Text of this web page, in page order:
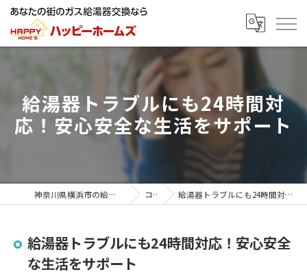
給湯器トラブルにも24時間対
応！安心安全な生活をサポート
神奈川県横浜市の給湯器ならハッピーホームズ コラム 給湯器トラブルにも24時間対応！安心安全な生活をサポート
給湯器トラブルにも24時間対応！安心安全
な生活をサポート